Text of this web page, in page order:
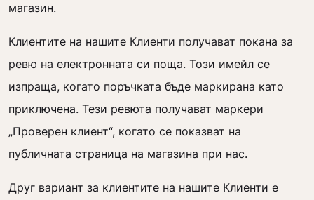
магазин.
Клиентите на нашите Клиенти получават покана за
ревю на електронната си поща. Този имейл се
изпраща, когато поръчката бъде маркирана като
приключена. Тези ревюта получават маркери
„Проверен клиент“, когато се показват на
публичната страница на магазина при нас.
Друг вариант за клиентите на нашите Клиенти е